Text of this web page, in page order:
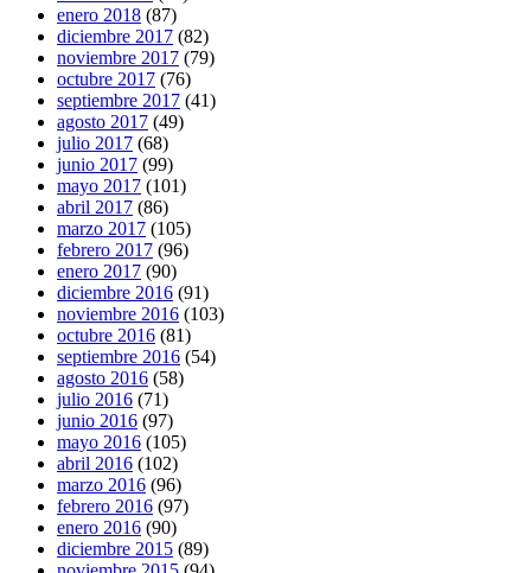
enero 2018 (87)
diciembre 2017 (82)
noviembre 2017 (79)
octubre 2017 (76)
septiembre 2017 (41)
agosto 2017 (49)
julio 2017 (68)
junio 2017 (99)
mayo 2017 (101)
abril 2017 (86)
marzo 2017 (105)
febrero 2017 (96)
enero 2017 (90)
diciembre 2016 (91)
noviembre 2016 (103)
octubre 2016 (81)
septiembre 2016 (54)
agosto 2016 (58)
julio 2016 (71)
junio 2016 (97)
mayo 2016 (105)
abril 2016 (102)
marzo 2016 (96)
febrero 2016 (97)
enero 2016 (90)
diciembre 2015 (89)